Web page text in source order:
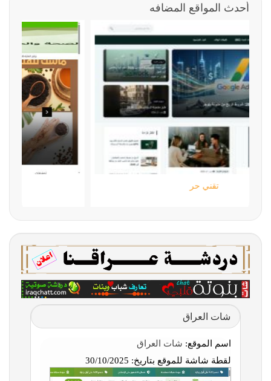
أحدث المواقع المضافه
شات العراق
اسم الموقع: شات العراق
لقطة شاشة للموقع بتاريخ: